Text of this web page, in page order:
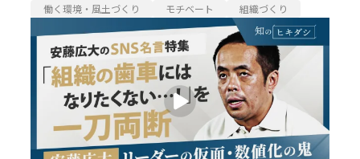
働く環境・風土づくり
モチベート 組織づくり